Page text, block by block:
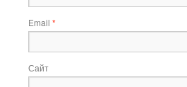
Email *
Сайт